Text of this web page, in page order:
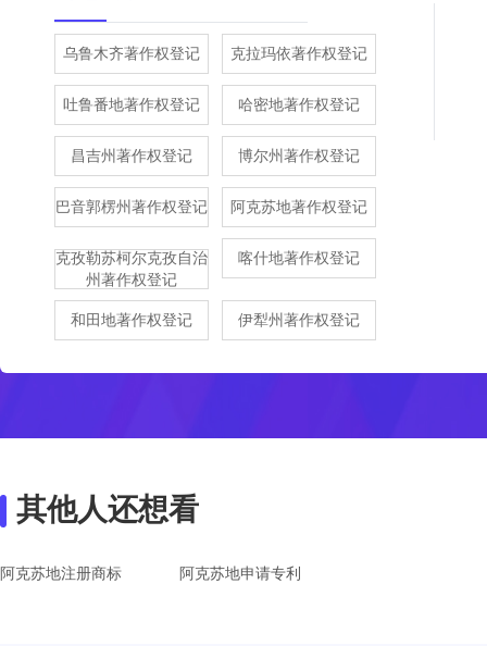
乌鲁木齐著作权登记 克拉玛依著作权登记
吐鲁番地著作权登记 哈密地著作权登记
昌吉州著作权登记 博尔州著作权登记
巴音郭楞州著作权登记 阿克苏地著作权登记
克孜勒苏柯尔克孜自治
州著作权登记
喀什地著作权登记
和田地著作权登记 伊犁州著作权登记
其他人还想看
阿克苏地注册商标 阿克苏地申请专利